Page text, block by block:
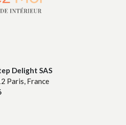
Delight SAS
Paris, France